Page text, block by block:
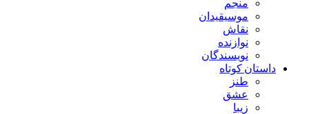
منجم
موسیقیدان
نقاش
نوازنده
نویسندگان
داستان کوتاه
طنز
عشق
زیبا